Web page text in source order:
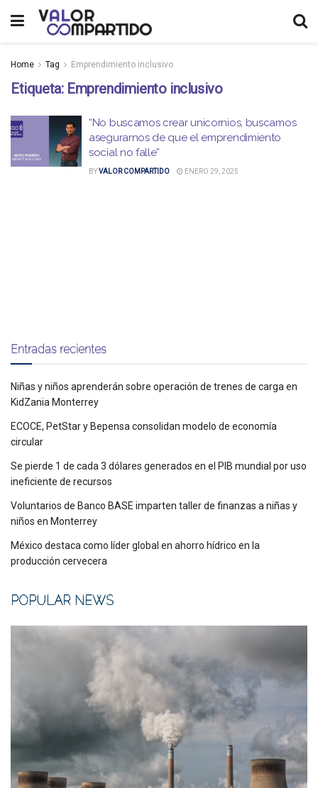
Home Tag Emprendimiento inclusivo
Etiqueta: Emprendimiento inclusivo
“No buscamos crear unicornios, buscamos
asegurarnos de que el emprendimiento
social no falle”
BYVALOR COMPARTIDO ENERO 29, 2025
Entradas recientes
Niñas y niños aprenderán sobre operación de trenes de carga en
KidZania Monterrey
ECOCE, PetStar y Bepensa consolidan modelo de economía
circular
Se pierde 1 de cada 3 dólares generados en el PIB mundial por uso
ineficiente de recursos
Voluntarios de Banco BASE imparten taller de finanzas a niñas y
niños en Monterrey
México destaca como líder global en ahorro hídrico en la
producción cervecera
POPULAR NEWS